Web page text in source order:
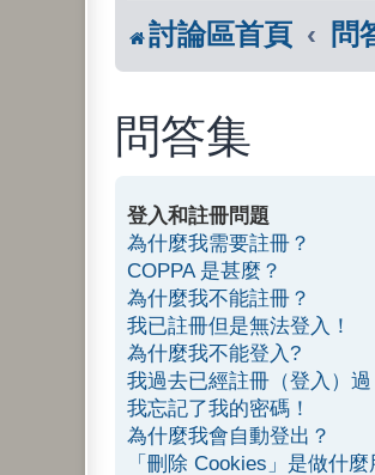
討論區首頁 問
問答集
登入和註冊問題
為什麼我需要註冊？
COPPA 是甚麼？
為什麼我不能註冊？
我已註冊但是無法登入！
為什麼我不能登入?
我過去已經註冊（登入）
我忘記了我的密碼！
為什麼我會自動登出？
「刪除 Cookies」是做什麼